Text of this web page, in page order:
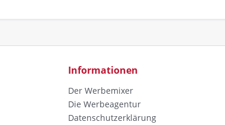
Informationen
Der Werbemixer
Die Werbeagentur
Datenschutzerklärung